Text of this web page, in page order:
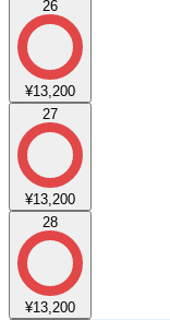
26
¥13,200
27
¥13,200
28
¥13,200